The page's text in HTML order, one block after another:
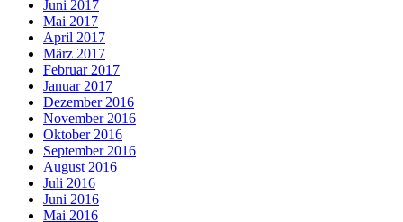
Juni 2017
Mai 2017
April 2017
März 2017
Februar 2017
Januar 2017
Dezember 2016
November 2016
Oktober 2016
September 2016
August 2016
Juli 2016
Juni 2016
Mai 2016